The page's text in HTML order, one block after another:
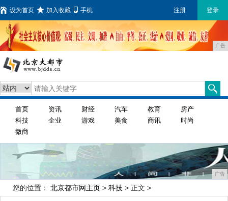
设为首页 加入收藏 手机 注册 登录
广告
首页 资讯 财经 汽车 教育
房产
科技
企业 游戏 美食 商讯
时尚
微商
广告
您的位置： 北京都市网主页 > 科技 > 正文 >